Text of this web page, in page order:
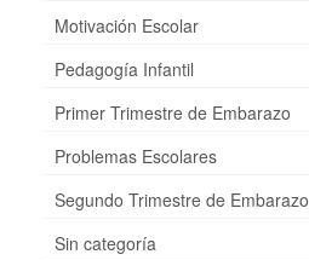
Motivación Escolar
Pedagogía Infantil
Primer Trimestre de Embarazo
Problemas Escolares
Segundo Trimestre de Embarazo
Sin categoría